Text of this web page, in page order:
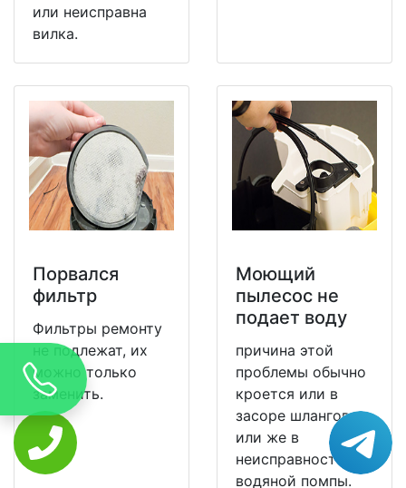
или неисправна
вилка.
Порвался
фильтр
Фильтры ремонту
не подлежат, их
можно только
заменить.
Моющий
пылесос не
подает воду
причина этой
проблемы обычно
кроется или в
засоре шлангов,
или же в
неисправности
водяной помпы.